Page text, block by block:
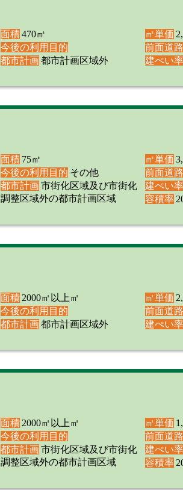
面積470㎡ ㎡単価
今後の利用目的 前面道
都市計画都市計画区域外 建ぺい率
面積 75㎡ ㎡単価
今後の利用目的 その他 前面道
都市計画市街化区域及び市街化
調整区域外の都市計画区域
建ぺい率
容積率
面積 2000㎡以上㎡ ㎡単価
今後の利用目的 前面道
都市計画都市計画区域外 建ぺい率
面積 2000㎡以上㎡ ㎡単価
今後の利用目的 前面道
都市計画市街化区域及び市街化
調整区域外の都市計画区域
建ぺい率
容積率